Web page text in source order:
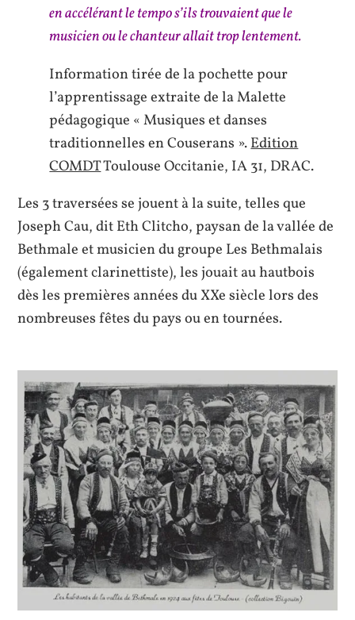
en accélérant le tempo s’ils trouvaient que le
musicien ou le chanteur allait trop lentement.
Information tirée de la pochette pour
l’apprentissage extraite de la Malette
pédagogique « Musiques et danses
traditionnelles en Couserans ».Edition
COMDTToulouse Occitanie, IA 31, DRAC.
Les 3 traversées se jouent à la suite, telles que
Joseph Cau, dit Eth Clitcho, paysan de la vallée de
Bethmale et musicien du groupe Les Bethmalais
(également clarinettiste), les jouait au hautbois
dès les premières années du XXe siècle lors des
nombreuses fêtes du pays ou en tournées.